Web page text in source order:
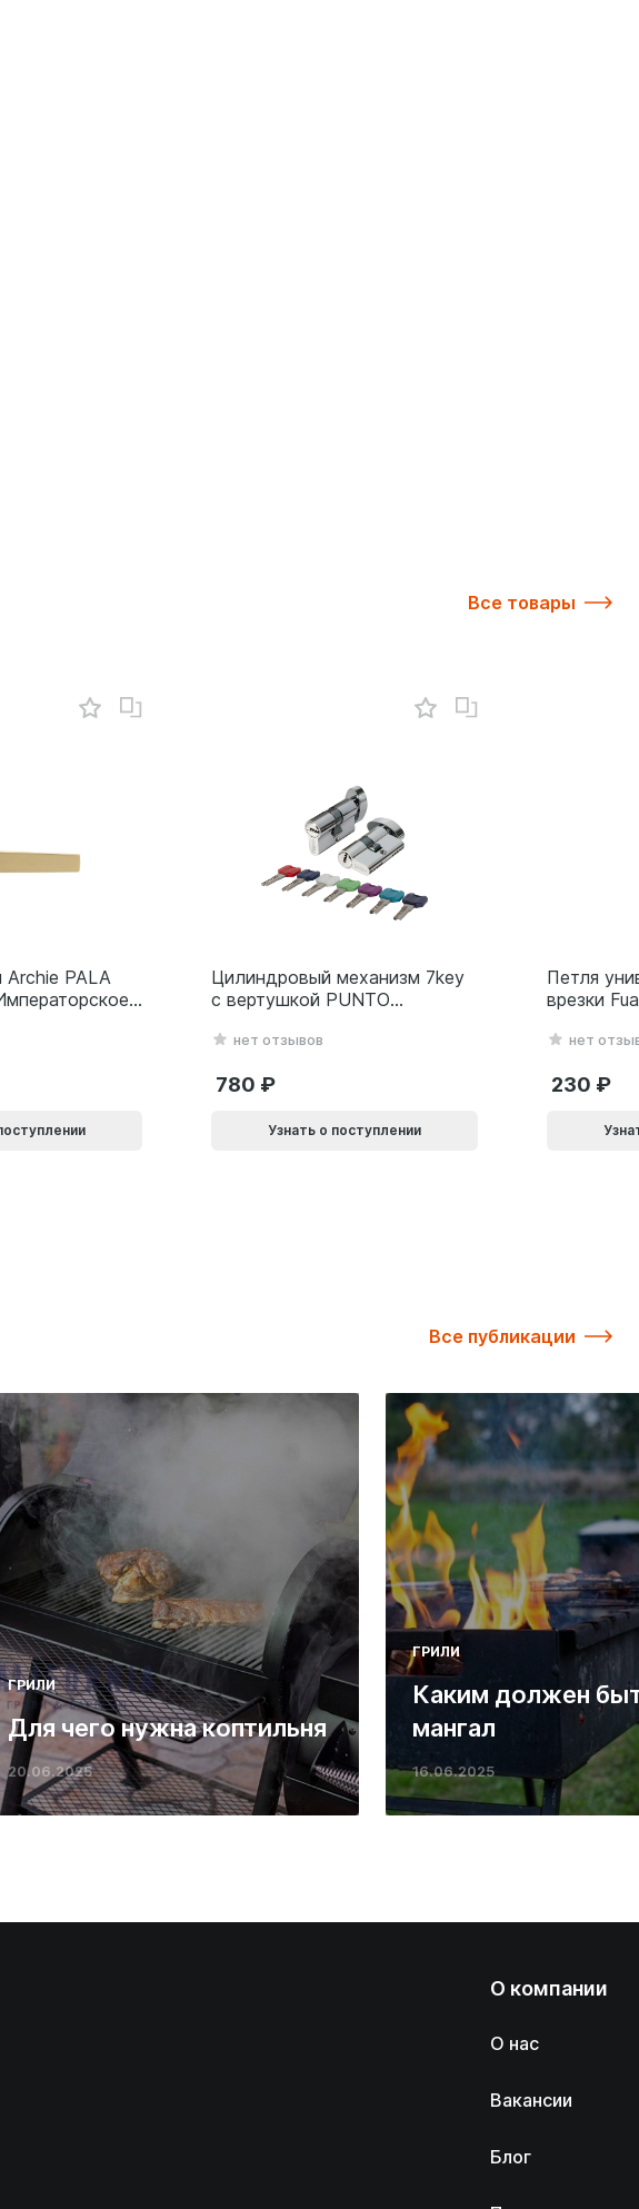
Все товары
Archie PALA
Цилиндровый механизм 7key
с вертушкой PUNTO
60mm(25+10+25) SSC
нет отзывов
780
Узнать о поступлении
Петля
врезки
белый
нет
230
Все публикации
ГРИЛИ
Для чего нужна коптильня
20.06.2025
ГРИЛИ
Каким должен
мангал
16.06.2025
О компании
О нас
Вакансии
Блог